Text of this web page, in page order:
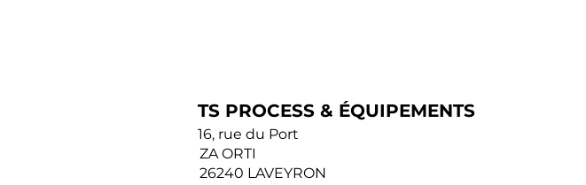
TS PROCESS & ÉQUIPEMENTS
16, rue du Port
ZA ORTI
26240 LAVEYRON